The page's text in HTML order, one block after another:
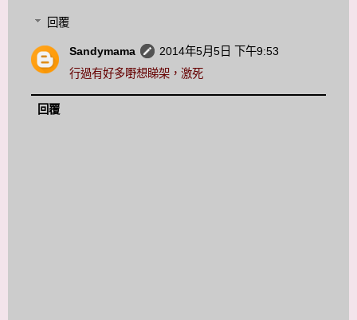
回覆
Sandymama
2014年5月5日 下午9:53
行過有好多嘢想睇架，激死
回覆